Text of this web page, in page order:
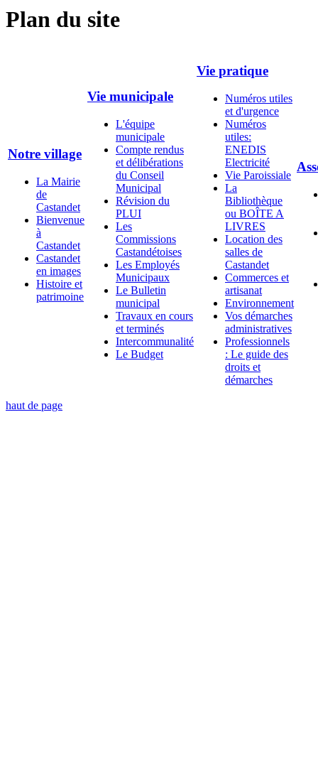
Plan du site
Notre village
La Mairie
de
Castandet
Bienvenue
à
Castandet
Castandet
en images
Histoire et
patrimoine
Vie municipale
L'équipe
municipale
Compte rendus
et délibérations
du Conseil
Municipal
Révision du
PLUI
Les
Commissions
Castandétoises
Les Employés
Municipaux
Le Bulletin
municipal
Travaux en cours
et terminés
Intercommunalité
Le Budget
Vie pratique
Numéros utiles
et d'urgence
Numéros
utiles:
ENEDIS
Electricité
Vie Paroissiale
La
Bibliothèque
ou BOÎTE A
LIVRES
Location des
salles de
Castandet
Commerces et
artisanat
Environnement
Vos démarches
administratives
Professionnels
: Le guide des
droits et
démarches
haut de page